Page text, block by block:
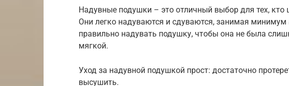
Надувные подушки – это отличный выбор для тех, кто
Они легко надуваются и сдуваются, занимая
правильно надувать подушку, чтобы она не была
мягкой.
Уход за надувной подушкой прост: достаточно
высушить.